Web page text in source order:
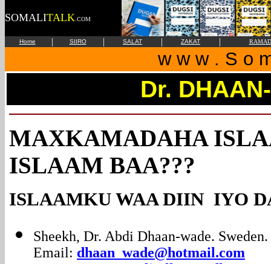
SOMALITALK .COM
Home | SIIRO | SALAT | ZAKAT |
w w w . S o
Dr.
MAXKAMADAHA
ISLAAM BAA???
ISLAAMKU WAA DIIN IYO
Sheekh, Dr. Abdi Dhaan-wade. Sweden.
Email: dhaan_wade@hotmail.com